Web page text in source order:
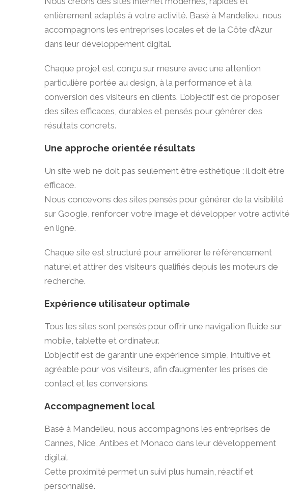
entièrement adaptés à votre activité. Basé à Mandelieu, nous
accompagnons les entreprises locales et de la Côte d’Azur
dans leur développement digital.
Chaque projet est conçu sur mesure avec une attention
particulière portée au design, à la performance et à la
conversion des visiteurs en clients. L’objectif est de proposer
des sites efficaces, durables et pensés pour générer des
résultats concrets.
Une approche orientée résultats
Un site web ne doit pas seulement être esthétique : il doit être
efficace.
Nous concevons des sites pensés pour générer de la visibilité
sur Google, renforcer votre image et développer votre activité
en ligne.
Chaque site est structuré pour améliorer le référencement
naturel et attirer des visiteurs qualifiés depuis les moteurs de
recherche.
Expérience utilisateur optimale
Tous les sites sont pensés pour offrir une navigation fluide sur
mobile, tablette et ordinateur.
L’objectif est de garantir une expérience simple, intuitive et
agréable pour vos visiteurs, afin d’augmenter les prises de
contact et les conversions.
Accompagnement local
Basé à Mandelieu, nous accompagnons les entreprises de
Cannes, Nice, Antibes et Monaco dans leur développement
digital.
Cette proximité permet un suivi plus humain, réactif et
personnalisé.